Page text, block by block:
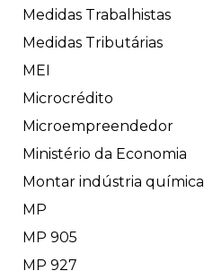
Medidas Trabalhistas
Medidas Tributárias
MEI
Microcrédito
Microempreendedor
Ministério da Economia
Montar indústria química
MP
MP 905
MP 927